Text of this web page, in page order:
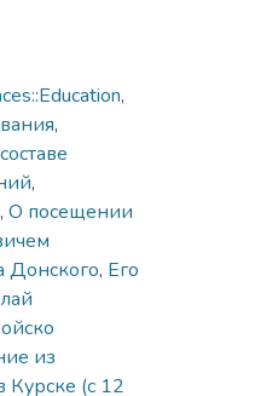
,
,
,
, О посещении
Донского, Его
из
Курске (с 12